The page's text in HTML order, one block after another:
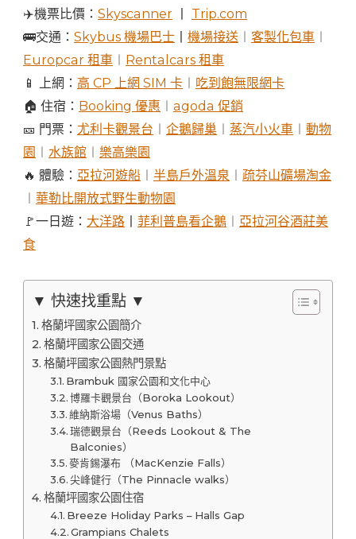
✈️機票比價： Skyscanner
Trip.com
🚌交通： Skybus 機場巴士 機場接送 客製化包車
Europcar 租車
Rentalcars 租車
📱 上網： 高 CP 上網 SIM 卡
吃到飽無限網卡
🏠 住宿： Booking 優惠
agoda 促銷
🎫 門票： 尤利卡觀景台 企鵝歸巢 蒸汽小火車
動物
園
水族館
樂高樂園
🔥 體驗： 亞拉河遊船 半島戶外溫泉
疏芬山礦場淘金
華勒比開放式野生動物園
🚩一日遊： 大洋路 菲利普島看企鵝
亞拉河谷酒莊美
食
▼ 快速找重點 ▼
格蘭坪國家公園簡介
格蘭坪國家公園交通
格蘭坪國家公園熱門景點
Brambuk 國家公園和文化中心
博羅卡觀景台（Boroka Lookout）
維納斯浴場（Venus Baths）
瑞德觀景台（Reeds Lookout & The
Balconies）
麥肯錫瀑布 （MacKenzie Falls）
尖峰健行（The Pinnacle walks）
格蘭坪國家公園住宿
Breeze Holiday Parks – Halls Gap
Grampians Chalets